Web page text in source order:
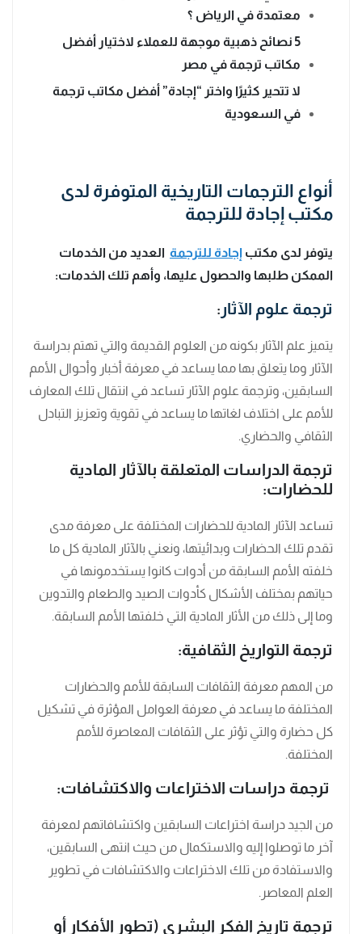
معتمدة في الرياض ؟
5 نصائح ذهبية موجهة للعملاء لاختيار أفضل
مكاتب ترجمة في مصر
لا تتحير كثيرًا واختر “إجادة” أفضل مكاتب ترجمة
في السعودية
أنواع الترجمات التاريخية المتوفرة لدى
مكتب إجادة للترجمة
يتوفر لدى مكتب إجادة للترجمة العديد من الخدمات
الممكن طلبها والحصول عليها، وأهم تلك الخدمات:
ترجمة علوم الآثار :
يتميز علم الآثار بكونه من العلوم القديمة والتي تهتم بدراسة
الآثار وما يتعلق بها مما يساعد في معرفة أخبار وأحوال الأمم
السابقين، وترجمة علوم الآثار تساعد في انتقال تلك المعارف
للأمم على اختلاف لغاتها ما يساعد في تقوية وتعزيز التبادل
الثقافي والحضاري.
ترجمة الدراسات المتعلقة بالآثار المادية
للحضارات:
تساعد الآثار المادية للحضارات المختلفة على معرفة مدى
تقدم تلك الحضارات وبدائيتها، ونعني بالآثار المادية كل ما
خلفته الأمم السابقة من أدوات كانوا يستخدمونها في
حياتهم بمختلف الأشكال كأدوات الصيد والطعام والتدوين
وما إلى ذلك من الأثار المادية التي خلفتها الأمم السابقة.
ترجمة التواريخ الثقافية:
من المهم معرفة الثقافات السابقة للأمم والحضارات
المختلفة ما يساعد في معرفة العوامل المؤثرة في تشكيل
كل حضارة والتي تؤثر على الثقافات المعاصرة للأمم
المختلفة.
ترجمة دراسات الاختراعات والاكتشافات:
من الجيد دراسة اختراعات السابقين واكتشافاتهم لمعرفة
آخر ما توصلوا إليه والاستكمال من حيث انتهى السابقين،
والاستفادة من تلك الاختراعات والاكتشافات في تطوير
العلم المعاصر.
ترجمة تاريخ الفكر البشرى (تطور الأفكار أو